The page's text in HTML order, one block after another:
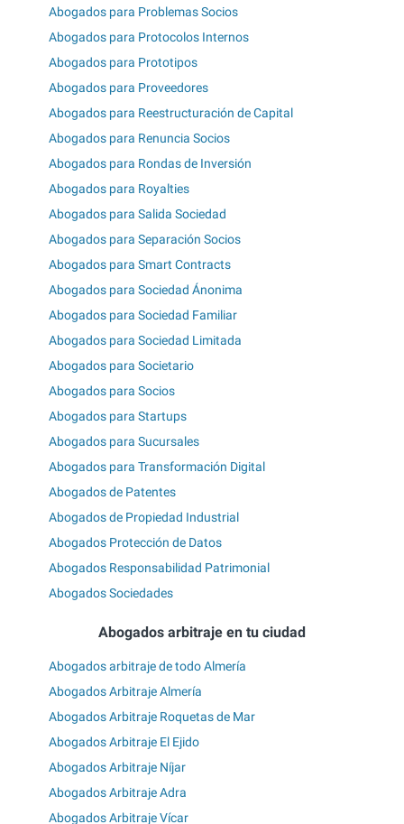
Abogados para Problemas Socios
Abogados para Protocolos Internos
Abogados para Prototipos
Abogados para Proveedores
Abogados para Reestructuración de Capital
Abogados para Renuncia Socios
Abogados para Rondas de Inversión
Abogados para Royalties
Abogados para Salida Sociedad
Abogados para Separación Socios
Abogados para Smart Contracts
Abogados para Sociedad Ánonima
Abogados para Sociedad Familiar
Abogados para Sociedad Limitada
Abogados para Societario
Abogados para Socios
Abogados para Startups
Abogados para Sucursales
Abogados para Transformación Digital
Abogados de Patentes
Abogados de Propiedad Industrial
Abogados Protección de Datos
Abogados Responsabilidad Patrimonial
Abogados Sociedades
Abogados arbitraje en tu ciudad
Abogados arbitraje de todo Almería
Abogados Arbitraje Almería
Abogados Arbitraje Roquetas de Mar
Abogados Arbitraje El Ejido
Abogados Arbitraje Níjar
Abogados Arbitraje Adra
Abogados Arbitraje Vícar